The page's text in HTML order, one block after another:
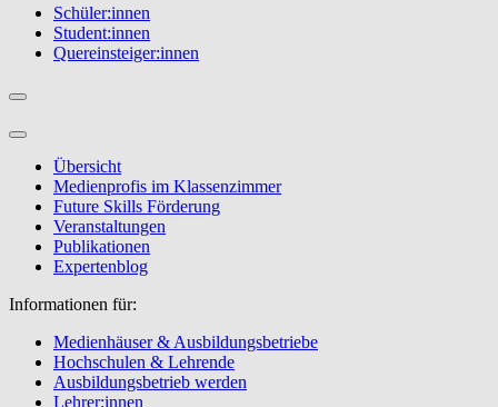
Schüler:innen
Student:innen
Quereinsteiger:innen
Übersicht
Medienprofis im Klassenzimmer
Future Skills Förderung
Veranstaltungen
Publikationen
Expertenblog
Informationen für:
Medienhäuser & Ausbildungsbetriebe
Hochschulen & Lehrende
Ausbildungsbetrieb werden
Lehrer:innen